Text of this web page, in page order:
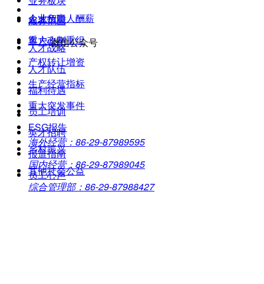
服务范围
客户心声
人才招聘
人才战略
人才队伍
福利待遇
员工培训
英才招聘
报道指南
员工心声
企业负责人酬薪
重大改制重组
产权转让增资
生产经营指标
重大突发事件
ESG报告
乡村振兴
其他社会公益
微信公众号
海外经营：86-29-87989595
国内经营：86-29-87989045
综合管理部：86-29-87988427